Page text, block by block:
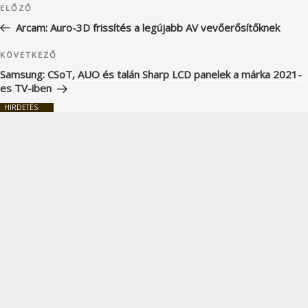
navigáció
Korábbi
bejegyzés
ELŐZŐ
Arcam: Auro-3D frissítés a legújabb AV vevőerősítőknek
Következő
bejegyzés
KÖVETKEZŐ
Samsung: CSoT, AUO és talán Sharp LCD panelek a márka 2021-
es TV-iben
HIRDETÉS